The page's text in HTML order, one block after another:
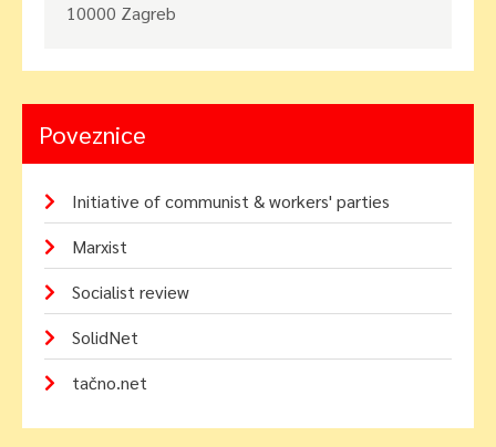
10000 Zagreb
Poveznice
Initiative of communist & workers' parties
Marxist
Socialist review
SolidNet
tačno.net